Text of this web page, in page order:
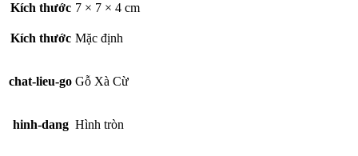
Kích thước 7 × 7 × 4 cm
Kích thước Mặc định
chat-lieu-go Gỗ Xà Cừ
hinh-dang Hình tròn